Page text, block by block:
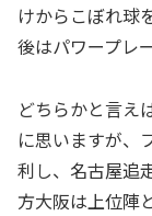
けからこぼれ球
後はパワープレ
どちらかと言え
に思いますが、
利し、名古屋追
方大阪は上位陣